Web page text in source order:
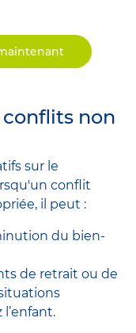
non
sur le
conflit
il peut :
du bien-
de retrait ou de